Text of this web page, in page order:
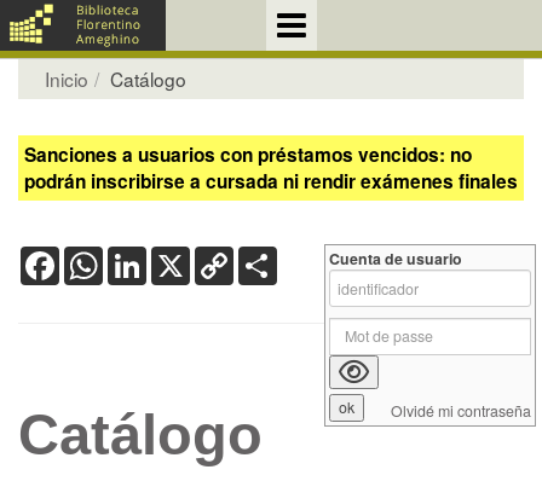
Inicio Catálogo
Sanciones a usuarios con préstamos vencidos: no
podrán inscribirse a cursada ni rendir exámenes finales
FacebookWhatsApp
LinkedIn
X Copy
Link
Catálogo
Cuenta de usuario
Olvidé mi contraseña